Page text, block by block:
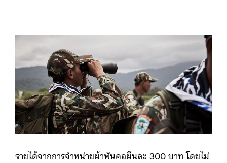
รายได้จากการจำหน่ายผ้าพันคอผืนละ 300 บาท โดยไม่